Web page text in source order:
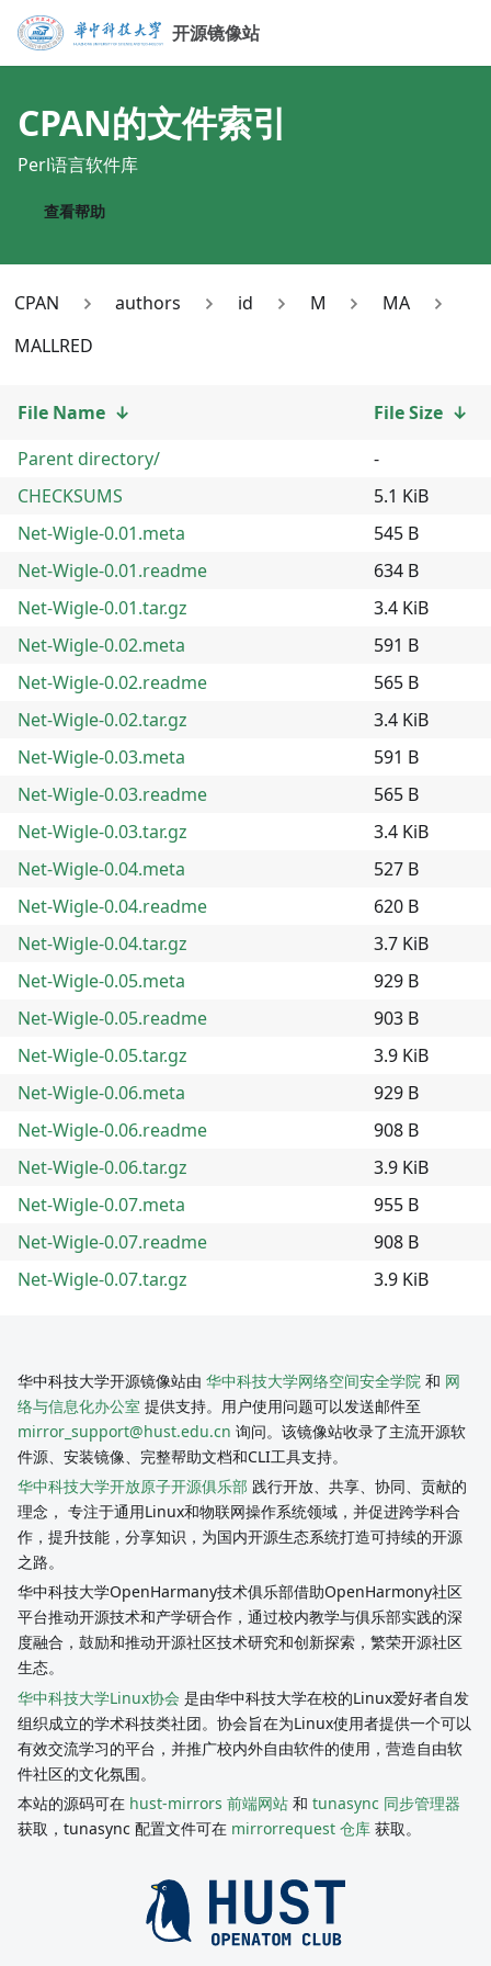
开源镜像站
CPAN的文件索引
Perl语言软件库
查看帮助
CPAN authors id M
MA
MALLRED
File Name ↓ File Size ↓
Parent directory/
-
CHECKSUMS
5.1 KiB
Net-Wigle-0.01.meta
545 B
Net-Wigle-0.01.readme
634 B
Net-Wigle-0.01.tar.gz
3.4 KiB
Net-Wigle-0.02.meta
591 B
Net-Wigle-0.02.readme
565 B
Net-Wigle-0.02.tar.gz
3.4 KiB
Net-Wigle-0.03.meta
591 B
Net-Wigle-0.03.readme
565 B
Net-Wigle-0.03.tar.gz
3.4 KiB
Net-Wigle-0.04.meta
527 B
Net-Wigle-0.04.readme
620 B
Net-Wigle-0.04.tar.gz
3.7 KiB
Net-Wigle-0.05.meta
929 B
Net-Wigle-0.05.readme
903 B
Net-Wigle-0.05.tar.gz
3.9 KiB
Net-Wigle-0.06.meta
929 B
Net-Wigle-0.06.readme
908 B
Net-Wigle-0.06.tar.gz
3.9 KiB
Net-Wigle-0.07.meta
955 B
Net-Wigle-0.07.readme
908 B
Net-Wigle-0.07.tar.gz
3.9 KiB
华中科技大学开源镜像站由 华中科技大学网络空间安全学院 和 网
络与信息化办公室 提供支持。用户使用问题可以发送邮件至
mirror_support@hust.edu.cn 询问。该镜像站收录了主流开源软
件源、安装镜像、完整帮助文档和CLI工具支持。
华中科技大学开放原子开源俱乐部 践行开放、共享、协同、贡献的
理念， 专注于通用Linux和物联网操作系统领域，并促进跨学科合
作，提升技能，分享知识，为国内开源生态系统打造可持续的开源
之路。
华中科技大学OpenHarmany技术俱乐部借助OpenHarmony社区
平台推动开源技术和产学研合作，通过校内教学与俱乐部实践的深
度融合，鼓励和推动开源社区技术研究和创新探索，繁荣开源社区
生态。
华中科技大学Linux协会 是由华中科技大学在校的Linux爱好者自发
组织成立的学术科技类社团。协会旨在为Linux使用者提供一个可以
有效交流学习的平台，并推广校内外自由软件的使用，营造自由软
件社区的文化氛围。
本站的源码可在 hust-mirrors 前端网站 和 tunasync 同步管理器
获取，tunasync 配置文件可在 mirrorrequest 仓库 获取。